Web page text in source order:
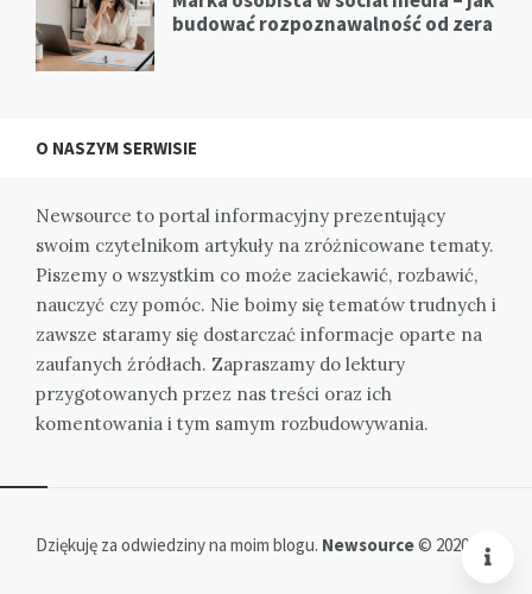
budować rozpoznawalność od zera
O NASZYM SERWISIE
Newsource to portal informacyjny prezentujący
swoim czytelnikom artykuły na zróżnicowane tematy.
Piszemy o wszystkim co może zaciekawić, rozbawić,
nauczyć czy pomóc. Nie boimy się tematów trudnych i
zawsze staramy się dostarczać informacje oparte na
zaufanych źródłach. Zapraszamy do lektury
przygotowanych przez nas treści oraz ich
komentowania i tym samym rozbudowywania.
Dziękuję za odwiedziny na moim blogu. Newsource© 2020